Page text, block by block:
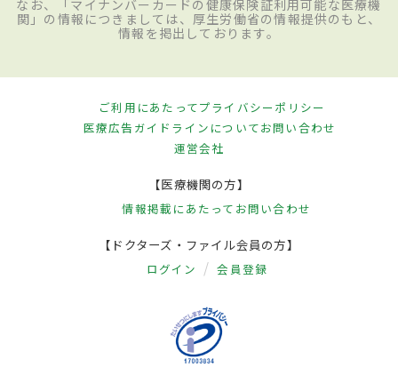
なお、「マイナンバーカードの健康保険証利用可能な医療機
関」の情報につきましては、厚生労働省の情報提供のもと、
情報を掲出しております。
ご利用にあたってプライバシーポリシー
医療広告ガイドラインについてお問い合わせ
運営会社
【医療機関の方】
情報掲載にあたって お問い合わせ
【ドクターズ・ファイル会員の方】
ログイン 会員登録